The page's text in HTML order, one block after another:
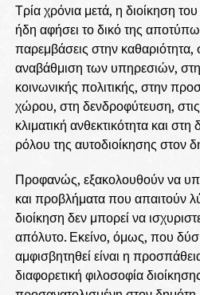
Τρία χρόνια μετά, η διοίκηση
ήδη αφήσει το δικό της
παρεμβάσεις στην καθαριότητα,
αναβάθμιση των υπηρεσιών,
κοινωνικής πολιτικής, στην
χώρου, στη δενδροφύτευση,
κλιματική ανθεκτικότητα και
ρόλου της αυτοδιοίκησης στον
Προφανώς, εξακολουθούν να
και προβλήματα που απαιτούν
διοίκηση δεν μπορεί να
απόλυτο. Εκείνο, όμως, που
αμφισβητηθεί είναι η
διαφορετική φιλοσοφία